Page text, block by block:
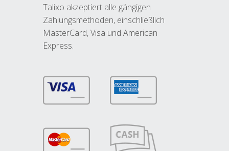
Talixo akzeptiert alle gängigen
Zahlungsmethoden, einschließlich
MasterCard, Visa und American
Express.